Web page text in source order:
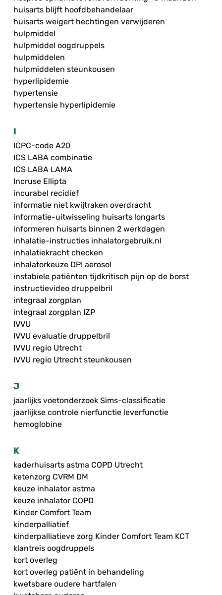
huisarts blijft hoofdbehandelaar
huisarts weigert hechtingen verwijderen
hulpmiddel
hulpmiddel oogdruppels
hulpmiddelen
hulpmiddelen steunkousen
hyperlipidemie
hypertensie
hypertensie hyperlipidemie
I
ICPC-code A20
ICS LABA combinatie
ICS LABA LAMA
Incruse Ellipta
incurabel recidief
informatie niet kwijtraken overdracht
informatie-uitwisseling huisarts longarts
informeren huisarts binnen 2 werkdagen
inhalatie-instructies inhalatorgebruik.nl
inhalatiekracht checken
inhalatorkeuze DPI aerosol
instabiele patiënten tijdkritisch pijn op de borst
instructievideo druppelbril
integraal zorgplan
integraal zorgplan IZP
IVVU
IVVU evaluatie druppelbril
IVVU regio Utrecht
IVVU regio Utrecht steunkousen
J
jaarlijks voetonderzoek Sims-classificatie
jaarlijkse controle nierfunctie leverfunctie
hemoglobine
K
kaderhuisarts astma COPD Utrecht
ketenzorg CVRM DM
keuze inhalator astma
keuze inhalator COPD
Kinder Comfort Team
kinderpalliatief
kinderpalliatieve zorg Kinder Comfort Team KCT
klantreis oogdruppels
kort overleg
kort overleg patiënt in behandeling
kwetsbare oudere hartfalen